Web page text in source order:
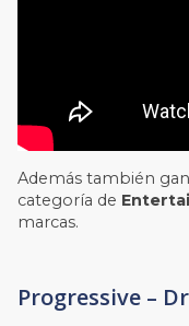
Además también
categoría de
marcas.
Progressive –